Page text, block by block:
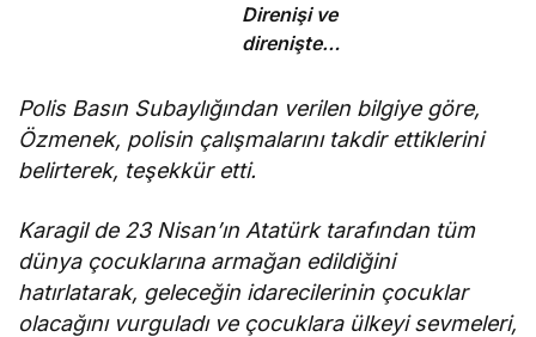
Direnişi ve
direnişte
düşenler
cumartesi
günü
düzenlenecek
anılacak
Polis Basın Subaylığından verilen bilgiye göre,
Özmenek, polisin çalışmalarını takdir ettiklerini
belirterek, teşekkür etti.
Karagil de 23 Nisan’ın Atatürk tarafından tüm
dünya çocuklarına armağan edildiğini
hatırlatarak, geleceğin idarecilerinin çocuklar
olacağını vurguladı ve çocuklara ülkeyi sevmeleri,